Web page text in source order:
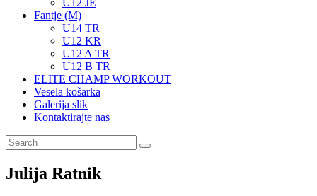
U12 JE
Fantje (M)
U14 TR
U12 KR
U12 A TR
U12 B TR
ELITE CHAMP WORKOUT
Vesela košarka
Galerija slik
Kontaktirajte nas
Julija Ratnik